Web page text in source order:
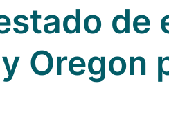
de
Oregon